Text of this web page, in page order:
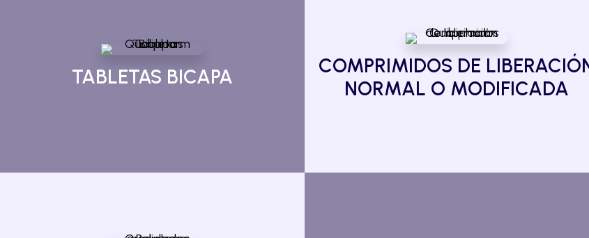
TABLETAS BICAPA
COMPRIMIDOS DE
NORMAL O MODIFICADA